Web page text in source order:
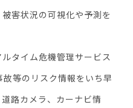
害状況の可視化や予測を
タイム危機管理サービス
等のリスク情報をいち早
路カメラ、カーナビ情